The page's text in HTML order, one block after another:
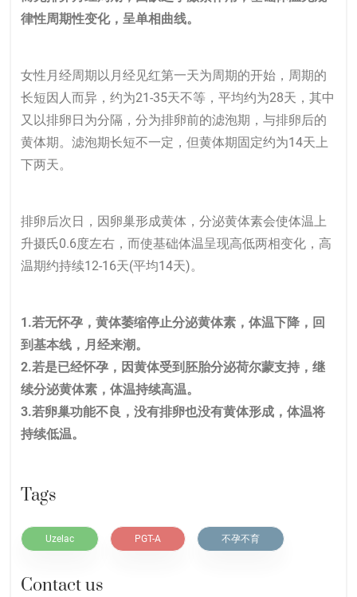
律性周期性变化，呈单相曲线。
女性月经周期以月经见红第一天为周期的开始，周期的
长短因人而异，约为21-35天不等，平均约为28天，其中
又以排卵日为分隔，分为排卵前的滤泡期，与排卵后的
黄体期。滤泡期长短不一定，但黄体期固定约为14天上
下两天。
排卵后次日，因卵巢形成黄体，分泌黄体素会使体温上
升摄氏0.6度左右，而使基础体温呈现高低两相变化，高
温期约持续12-16天(平均14天)。
1.若无怀孕，黄体萎缩停止分泌黄体素，体温下降，回
到基本线，月经来潮。
2.若是已经怀孕，因黄体受到胚胎分泌荷尔蒙支持，继
续分泌黄体素，体温持续高温。
3.若卵巢功能不良，没有排卵也没有黄体形成，体温将
持续低温。
Tags
Uzelac PGT-A 不孕不育
Contact us